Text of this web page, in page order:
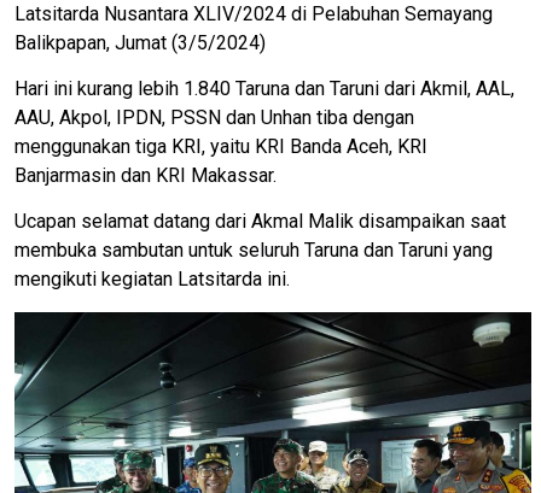
Latsitarda Nusantara XLIV/2024 di Pelabuhan Semayang
Balikpapan, Jumat (3/5/2024)
Hari ini kurang lebih 1.840 Taruna dan Taruni dari Akmil, AAL,
AAU, Akpol, IPDN, PSSN dan Unhan tiba dengan
menggunakan tiga KRI, yaitu KRI Banda Aceh, KRI
Banjarmasin dan KRI Makassar.
Ucapan selamat datang dari Akmal Malik disampaikan saat
membuka sambutan untuk seluruh Taruna dan Taruni yang
mengikuti kegiatan Latsitarda ini.